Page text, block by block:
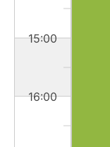
15:00
16:00